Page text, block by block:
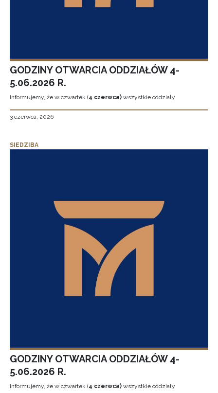
GODZINY OTWARCIA ODDZIAŁÓW 4-
5.06.2026 R.
Informujemy, że w czwartek (4 czerwca) wszystkie oddziały
3 czerwca, 2026
SIEDZIBA
GODZINY OTWARCIA ODDZIAŁÓW 4-
5.06.2026 R.
Informujemy, że w czwartek (4 czerwca) wszystkie oddziały